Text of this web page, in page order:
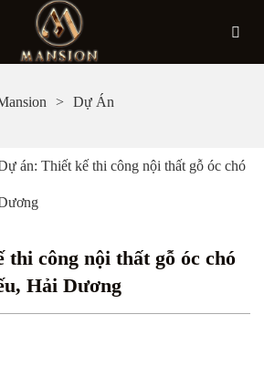
Dự Án
án: Thiết kế thi công nội thất gỗ óc chó
công nội thất gỗ óc chó
Hải Dương